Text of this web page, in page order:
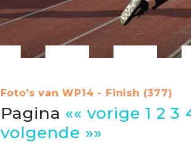
Foto's van WP14 - Finish (377)
Pagina «« vorige 1 2 3
volgende »»